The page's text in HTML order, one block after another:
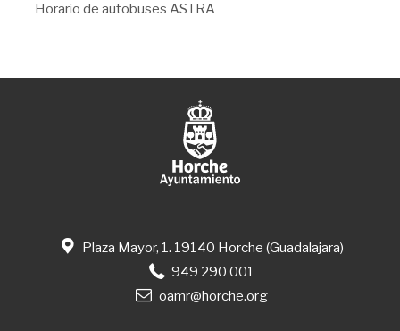
Horario de autobuses ASTRA
Plaza Mayor, 1. 19140 Horche (Guadalajara)
949 290 001
oamr@horche.org